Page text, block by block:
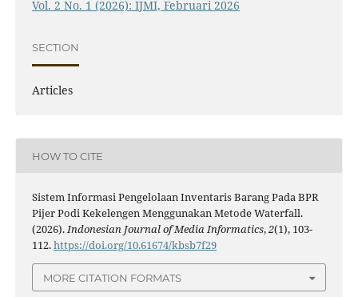
Vol. 2 No. 1 (2026): IJMI, Februari 2026
SECTION
Articles
HOW TO CITE
Sistem Informasi Pengelolaan Inventaris Barang Pada BPR
Pijer Podi Kekelengen Menggunakan Metode Waterfall.
(2026).Indonesian Journal of Media Informatics,2(1), 103-
112.https://doi.org/10.61674/kbsb7f29
MORE CITATION FORMATS